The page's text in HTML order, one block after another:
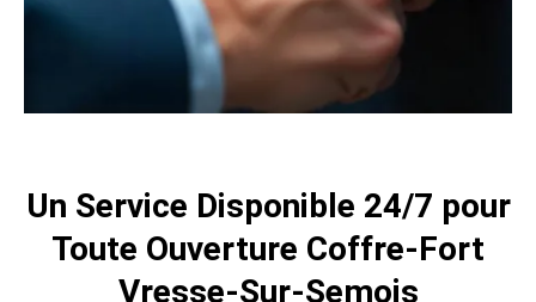
Un Service Disponible 24/7 pour
Toute Ouverture Coffre-Fort
Vresse-Sur-Semois